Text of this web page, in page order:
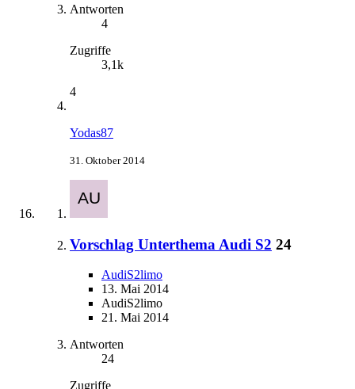
Antworten
4
Zugriffe
3,1k
4
Yodas87
31. Oktober 2014
Vorschlag Unterthema Audi S2 24
AudiS2limo
13. Mai 2014
AudiS2limo
21. Mai 2014
Antworten
24
Zugriffe